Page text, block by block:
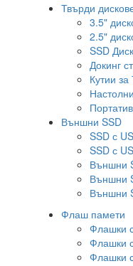
Твърди
3.5"
2.5"
SSD
Докинг
Кутии
Външни SSD
SSD с
SSD с
Външни
Външни
Външни
Флаш памети
Флашки
Флашки
Флашки